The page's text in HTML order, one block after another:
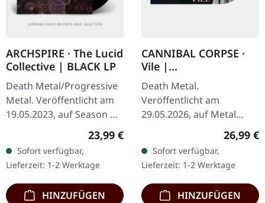
ARCHSPIRE · The Lucid
Collective | BLACK LP
Death Metal/Progressive
Metal. Veröffentlicht am
19.05.2023, auf Season Of
Mist. Schwarzes Vinyl mit
Collective" von Archspire
ist…
Regulärer Preis:
23,99 €
Sofort verfügbar,
Lieferzeit: 1-2 Werktage
HINZUFÜGEN
CANNIBAL CORPSE ·
Vile |
WHITE/RED/BLACK
SPLATTER LP
Death Metal.
Veröffentlicht am
29.05.2026, auf Metal
Blade Records. Weiß rot
schwarzes Splatter-Vinyl
im Standard-Cover.
Limitiert auf 300
Exemplare.…
26,99 €
Sofort verfügbar,
Lieferzeit: 1-2 Werktage
HINZUFÜGEN